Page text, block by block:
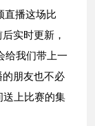
直播这场比
实时更新，
给我们带上一
朋友也不必
送上比赛的集